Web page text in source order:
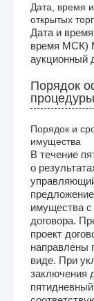
Дата, время
открытых
Дата и
время МСК)
аукционный
Порядок
процедуры
Порядок и
имущества
В течение
о
имущества с
договора.
проект
направлены
виде. При
заключения